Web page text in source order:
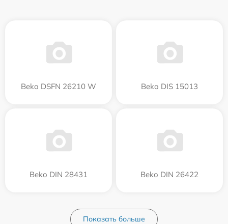
Beko DSFN 26210 W Beko DIS 15013
Beko DIN 28431 Beko DIN 26422
Показать больше